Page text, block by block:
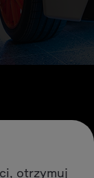
otrzymuj